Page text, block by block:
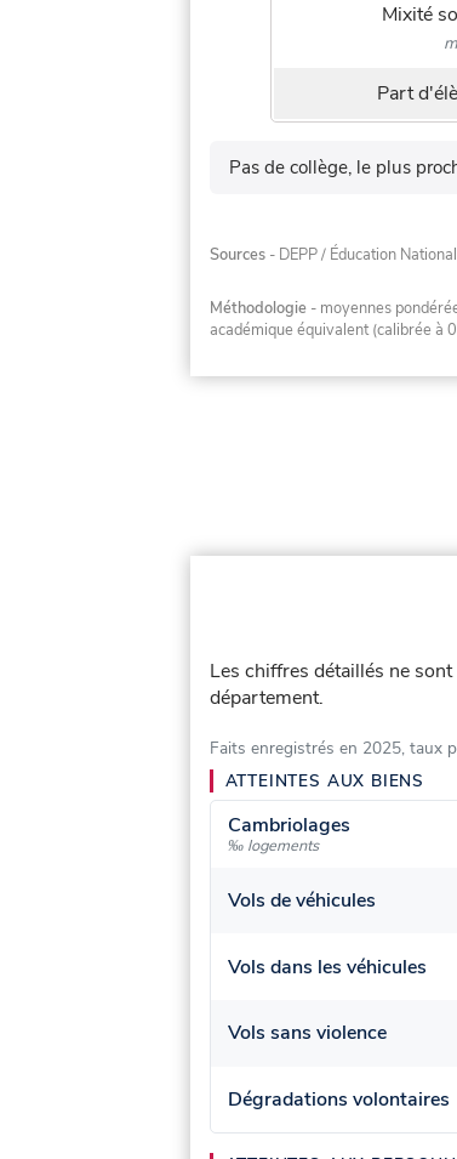
Mixité
Part
Pas de collège, le plus
Sources - DEPP / Éducation
Méthodologie - moyennes
académique équivalent (calibrée à
Les chiffres détaillés ne
département.
Faits enregistrés en 2025, taux
ATTEINTES AUX BIENS
Cambriolages
‰ logements
Vols de véhicules
Vols dans les véhicules
Vols sans violence
Dégradations volontaires